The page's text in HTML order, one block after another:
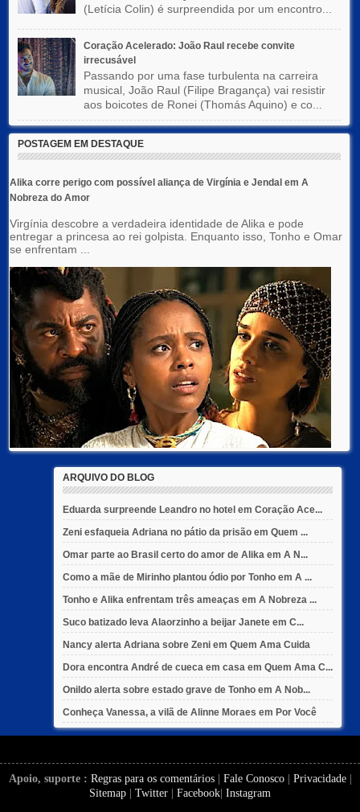
(Letícia Colin) é surpreendida por um encontro...
Coração Acelerado: João Raul recebe convite
irrecusável
Passando por uma fase turbulenta na carreira
musical, João Raul (Filipe Bragança) vai resistir
aos boicotes de Ronei (Thomás Aquino) e co...
POSTAGEM EM DESTAQUE
Alika corre perigo com possível aliança de Virgínia e Jendal em A
Nobreza do Amor
Virgínia descobre a verdadeira identidade de Alika e pode
entregar a princesa ao rei golpista. Enquanto isso, Tonho e Omar
se enfrentam ...
ARQUIVO DO BLOG
Eduarda surpreende Leandro no hotel em Coração Ace...
Zeni esfaqueia Adriana no pátio da prisão em Quem ...
Omar parte ao Brasil certo do amor de Alika em A N...
Como a mãe de Mirinho plantou ódio por Tonho em A ...
Tonho e Alika enfrentam três ameaças em A Nobreza ...
Suco batizado leva Alaorzinho a beijar Janete em C...
Nancy alerta Adriana sobre Zeni em Quem Ama Cuida
Dora encontra André de cueca em casa em Quem Ama C...
Onildo alerta sobre estado grave de Tonho em A Nob...
Conheça Vanessa, a vilã de Alinne Moraes em Por Você
Apoio, suporte : Regras para os comentários| Fale Conosco| Privacidade|
Sitemap
Twitter Facebook Instagram